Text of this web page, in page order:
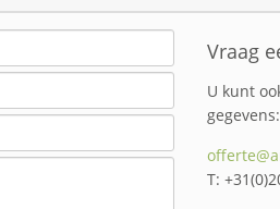
Vraag
U kunt
gegevens:
T: